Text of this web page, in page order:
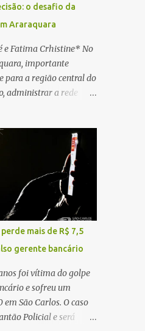
o desafio da
Araraquara
e Fatima Crhistine* No
importante
para a região central do
administrar a rede
unidades
de média e alta
pacientes não
mas também de
entorno, ampliando
responsabilidade da
Único de Saúde
o Governo Federal
destinados ao
básica, da
e da
de saúde.
de demandas
mais de R$ 7,5
gerente bancário
foi vítima do golpe
e sofreu um
em São Carlos. O caso
Policial e será